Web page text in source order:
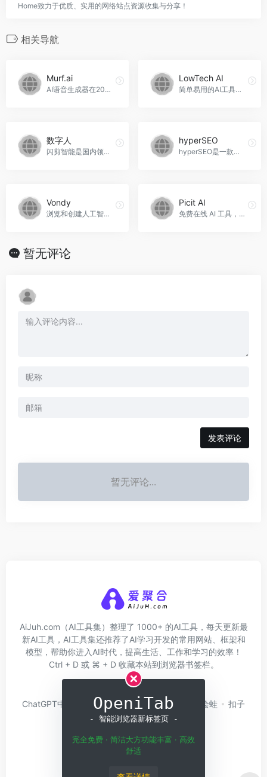
Home致力于优质、实用的网络站点资源收集与分享！
相关导航
Murf.ai
AI语音生成器在20种语言。120...，Murf.ai官网入口网址
LowTech AI
简单易用的AI工具，LowTech AI官网入口网址
数字人
闪剪智能是国内领先的AI视频工具研发商，旗下有闪剪、闪剪智播、团队快剪、飞推、字说等软件，为全球超2亿用户及企业提供简单易用、批量化的AI视频创作解决方案，轻松，数字人官网入口网址
hyperSEO
hyperSEO是一款专为SEO优化而设计的博客写作工具，能够帮助企业将博客转化为收入，生成高转化率的人工智能文章，hyperSEO官网入口网址
Vondy
浏览和创建人工智能驱动的应...，Vondy官网入口网址
Picit AI
免费在线 AI 工具，轻松生成和编辑图片。
暂无评论
发表评论
暂无评论...
AiJuh.com（AI工具集）整理了 1000+ 的AI工具，每天更新最
新AI工具，AI工具集还推荐了AI学习开发的常用网站、框架和
模型，帮助你进入AI时代，提高生活、工作和学习的效率！
Ctrl + D 或 ⌘ + D 收藏本站到浏览器书签栏。
ChatGPT中文版
问小白 硅基流动 Trae 绘蛙
扣子
Coze
白日梦AI
OpeniTab
- 智能浏览器新标签页 -
完全免费 · 简洁大方功能丰富 · 高效
舒适